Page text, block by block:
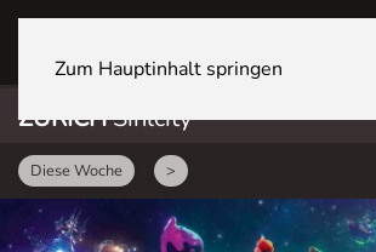
Zum Hauptinhalt springen
ZÜRICHSihlcity
Diese Woche >